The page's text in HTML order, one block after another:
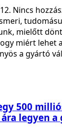
Nincs
mielőtt
miért lehet
a gyártó
500
legyen a